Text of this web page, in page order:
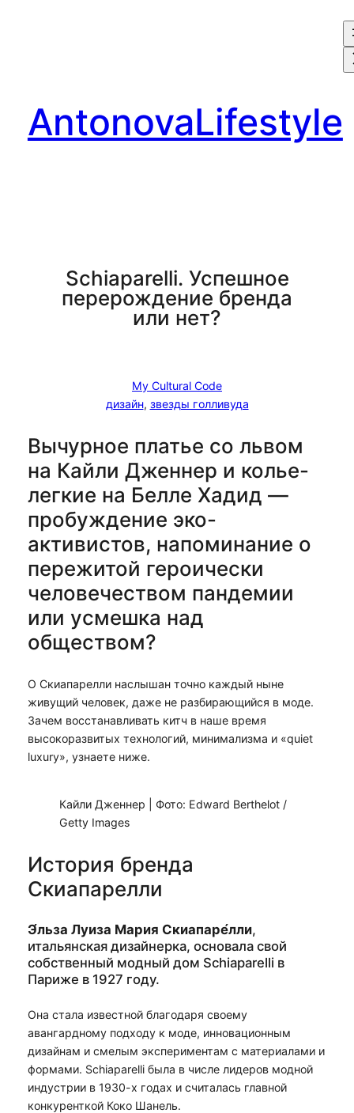
AntonovaLifestyle
Schiaparelli. Успешное
перерождение бренда
или нет?
My Cultural Code
дизайн, звезды голливуда
Вычурное платье со львом
на Кайли Дженнер и колье-
легкие на Белле Хадид —
пробуждение эко-
активистов, напоминание о
пережитой героически
человечеством пандемии
или усмешка над
обществом?
О Скиапарелли наслышан точно каждый ныне
живущий человек, даже не разбирающийся в моде.
Зачем восстанавливать китч в наше время
высокоразвитых технологий, минимализма и «quiet
luxury», узнаете ниже.
Кайли Дженнер | Фото: Edward Berthelot /
Getty Images
История бренда
Скиапарелли
Э́льза Луиза Мария Скиапаре́лли,
итальянская дизайнерка, основала свой
собственный модный дом Schiaparelli в
Париже в 1927 году.
Она стала известной благодаря своему
авангардному подходу к моде, инновационным
дизайнам и смелым экспериментам с материалами и
формами. Schiaparelli была в числе лидеров модной
индустрии в 1930-х годах и считалась главной
конкуренткой Коко Шанель.